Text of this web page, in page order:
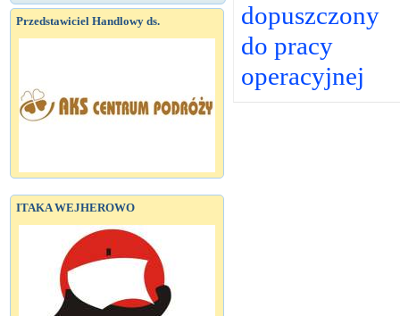
Przedstawiciel Handlowy ds.
ITAKA WEJHEROWO
dopuszczony
do pracy
operacyjnej